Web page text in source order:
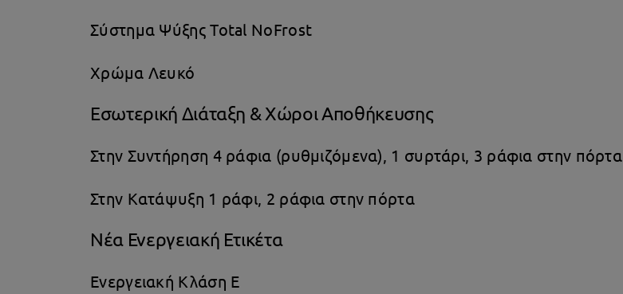
Σύστημα Ψύξης Total NoFrost
Χρώμα Λευκό
Εσωτερική Διάταξη & Χώροι Αποθήκευσης
Στην Συντήρηση 4 ράφια (ρυθμιζόμενα), 1 συρτάρι, 3 ράφια στην πόρτα
Στην Κατάψυξη 1 ράφι, 2 ράφια στην πόρτα
Νέα Ενεργειακή Ετικέτα
Ενεργειακή Κλάση E